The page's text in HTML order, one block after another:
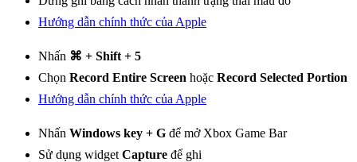
Hướng dẫn chính thức của Apple
Nhấn ⌘ + Shift + 5
Chọn Record Entire Screen hoặc Record Selected Portion
Hướng dẫn chính thức của Apple
Nhấn Windows key + G để mở Xbox Game Bar
Sử dụng widget Capture để ghi